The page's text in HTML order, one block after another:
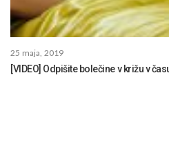
25 maja, 2019
[VIDEO] Odpišite bolečine v križu v